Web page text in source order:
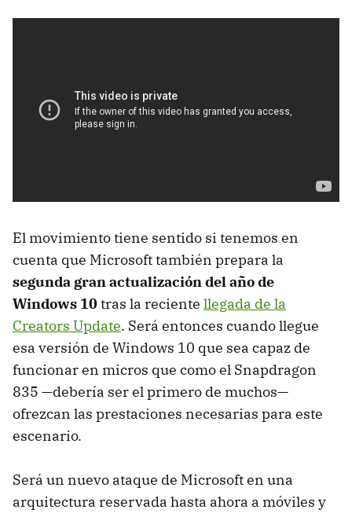
El movimiento tiene sentido si tenemos en
cuenta que Microsoft también prepara la
segunda gran actualización del año de
Windows 10tras la reciente llegada de la
Creators Update. Será entonces cuando llegue
esa versión de Windows 10 que sea capaz de
funcionar en micros que como el Snapdragon
835 —debería ser el primero de muchos—
ofrezcan las prestaciones necesarias para este
escenario.
Será un nuevo ataque de Microsoft en una
arquitectura reservada hasta ahora a móviles y